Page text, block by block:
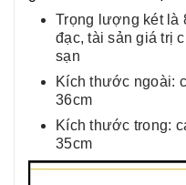
Trọng lượng két là
đạc, tài sản giá trị
sạn
Kích thước ngoài:
36cm
Kích thước trong:
35cm